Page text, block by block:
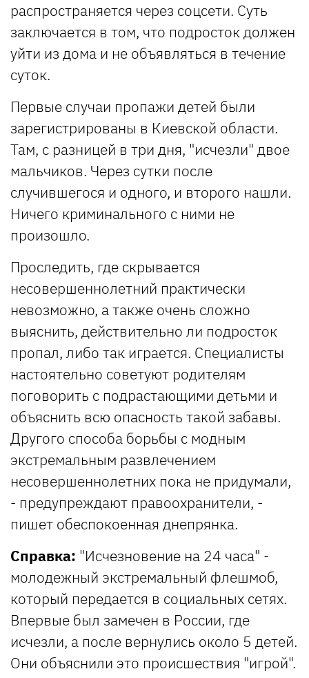
распространяется через соцсети. Суть
заключается в том, что подросток должен
уйти из дома и не объявляться в течение
суток.
Первые случаи пропажи детей были
зарегистрированы в Киевской области.
Там, с разницей в три дня, "исчезли" двое
мальчиков. Через сутки после
случившегося и одного, и второго нашли.
Ничего криминального с ними не
произошло.
Проследить, где скрывается
несовершеннолетний практически
невозможно, а также очень сложно
выяснить, действительно ли подросток
пропал, либо так играется. Специалисты
настоятельно советуют родителям
поговорить с подрастающими детьми и
объяснить всю опасность такой забавы.
Другого способа борьбы с модным
экстремальным развлечением
несовершеннолетних пока не придумали,
- предупреждают правоохранители, -
пишет обеспокоенная днепрянка.
Справка: "Исчезновение на 24 часа" -
молодежный экстремальный флешмоб,
который передается в социальных сетях.
Впервые был замечен в России, где
исчезли, а после вернулись около 5 детей.
Они объяснили это происшествия "игрой".